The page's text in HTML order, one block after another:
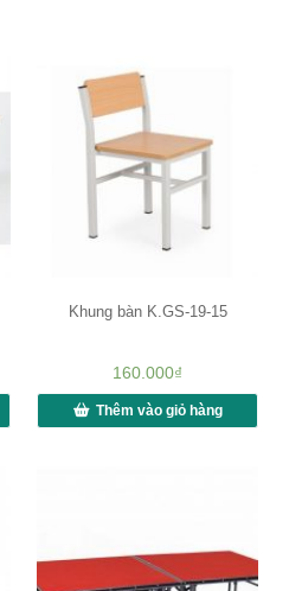
Khung bàn K.GS-19-15
160.000₫
Thêm vào giỏ hàng